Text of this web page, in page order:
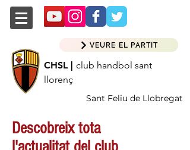
CHSL | club handbol sant
llorenç
Sant Feliu de Llobregat
VEURE EL PARTIT
Descobreix tota